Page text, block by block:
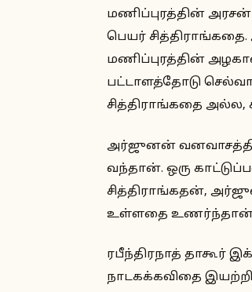
மணிப்புரத்தின்
பெயர்
மணிப்புரத்தின்
பட்டாளத்தோடு
சித்திராங்கதை
அர்ஜுனன் வனவாசத்தில்
வந்தான். ஒரு
சித்திராங்கதன்,
உள்ளதை உணர்ந்தான்.
ரபீந்திரநாத் தாகூர்
நாடகக்கவிதை